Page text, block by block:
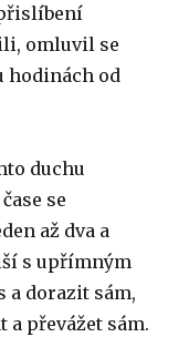
omluvil se
hodinách od
duchu
se
až dva a
s upřímným
a dorazit sám,
a převážet sám.